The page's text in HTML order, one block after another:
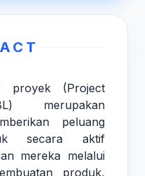
proyek (Project
merupakan
peluang
secara aktif
mereka melalui
produk,